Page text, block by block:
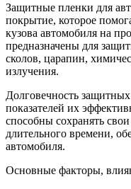
Защитные пленки для
покрытие, которое
кузова автомобиля на
предназначены для
сколов, царапин,
излучения.
Долговечность
показателей их
способны сохранять
длительного времени,
автомобиля.
Основные факторы,